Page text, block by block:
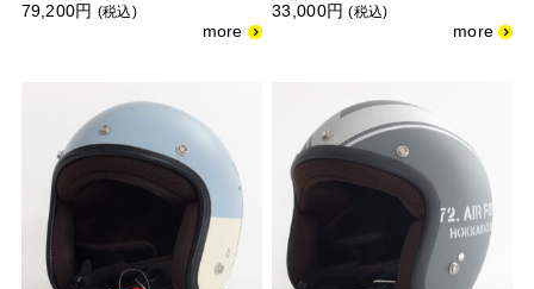
79,200円 (税込)
33,000円(税込)